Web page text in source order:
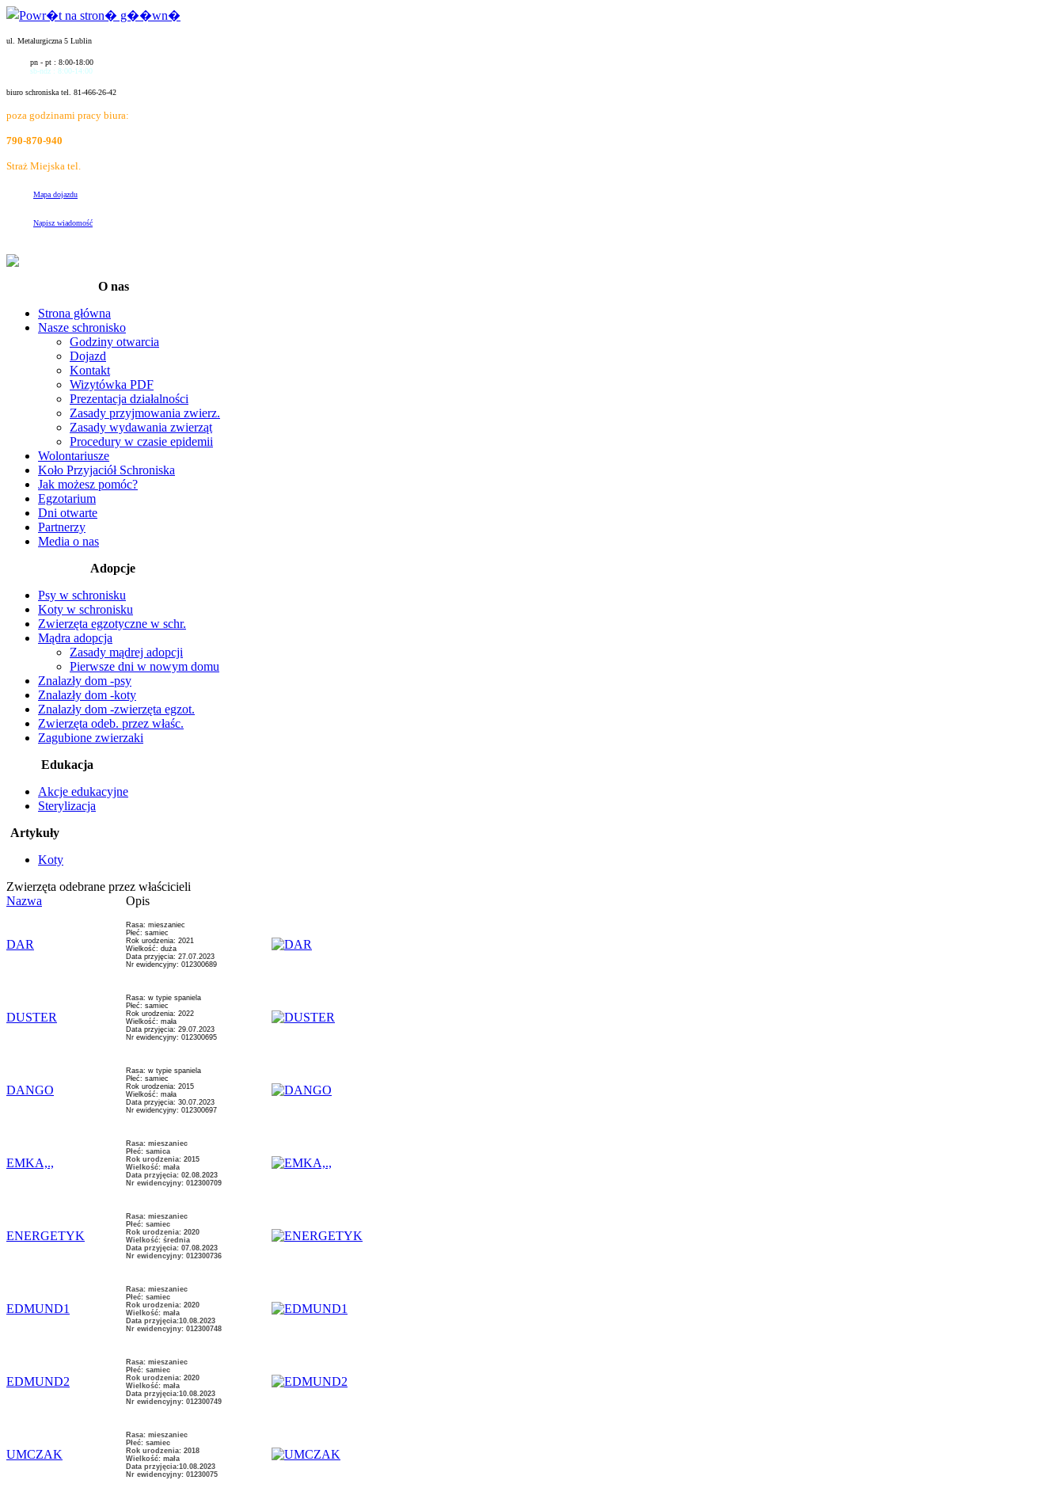
ul. Metalurgiczna 5 Lublin
pn - pt : 8:00-18:00
sb-ndz : 8:00-14:00
biuro schroniska tel. 81-466-26-42
poza godzinami pracy biura:
790-870-940
Straż Miejska tel.
Mapa dojazdu
Napisz wiadomość
O nas
Strona główna
Nasze schronisko
Godziny otwarcia
Dojazd
Kontakt
Wizytówka PDF
Prezentacja działalności
Zasady przyjmowania zwierz.
Zasady wydawania zwierząt
Procedury w czasie epidemii
Wolontariusze
Koło Przyjaciół Schroniska
Jak możesz pomóc?
Egzotarium
Dni otwarte
Partnerzy
Media o nas
Adopcje
Psy w schronisku
Koty w schronisku
Zwierzęta egzotyczne w schr.
Mądra adopcja
Zasady mądrej adopcji
Pierwsze dni w nowym domu
Znalazły dom -psy
Znalazły dom -koty
Znalazły dom -zwierzęta egzot.
Zwierzęta odeb. przez właśc.
Zagubione zwierzaki
Edukacja
Akcje edukacyjne
Sterylizacja
Artykuły
Koty
Zwierzęta odebrane przez właścicieli
Nazwa
Opis
DAR
Rasa: mieszaniec
Płeć: samiec
Rok urodzenia: 2021
Wielkość: duża
Data przyjęcia: 27.07.2023
Nr ewidencyjny: 012300689
DUSTER
Rasa: w typie spaniela
Płeć: samiec
Rok urodzenia: 2022
Wielkość: mała
Data przyjęcia: 29.07.2023
Nr ewidencyjny: 012300695
DANGO
Rasa: w typie spaniela
Płeć: samiec
Rok urodzenia: 2015
Wielkość: mała
Data przyjęcia: 30.07.2023
Nr ewidencyjny: 012300697
EMKA,.,
Rasa: mieszaniec
Płeć: samica
Rok urodzenia: 2015
Wielkość: mała
Data przyjęcia: 02.08.2023
Nr ewidencyjny: 012300709
ENERGETYK
Rasa: mieszaniec
Płeć: samiec
Rok urodzenia: 2020
Wielkość: średnia
Data przyjęcia: 07.08.2023
Nr ewidencyjny: 012300736
EDMUND1
Rasa: mieszaniec
Płeć: samiec
Rok urodzenia: 2020
Wielkość: mała
Data przyjęcia:10.08.2023
Nr ewidencyjny: 012300748
EDMUND2
Rasa: mieszaniec
Płeć: samiec
Rok urodzenia: 2020
Wielkość: mała
Data przyjęcia:10.08.2023
Nr ewidencyjny: 012300749
UMCZAK
Rasa: mieszaniec
Płeć: samiec
Rok urodzenia: 2018
Wielkość: mała
Data przyjęcia:10.08.2023
Nr ewidencyjny: 01230075